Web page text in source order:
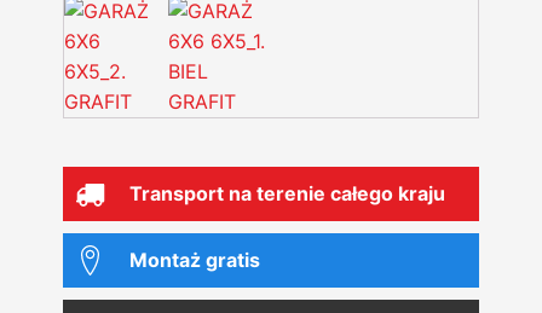
Transport na terenie całego kraju
Montaż gratis